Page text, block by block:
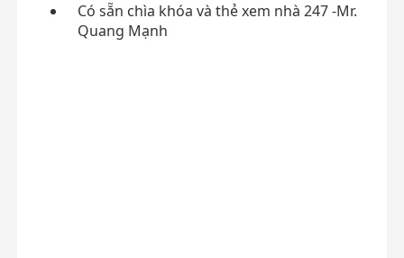
Có sẵn chìa khóa và thẻ xem nhà 247 -Mr.
Quang Mạnh